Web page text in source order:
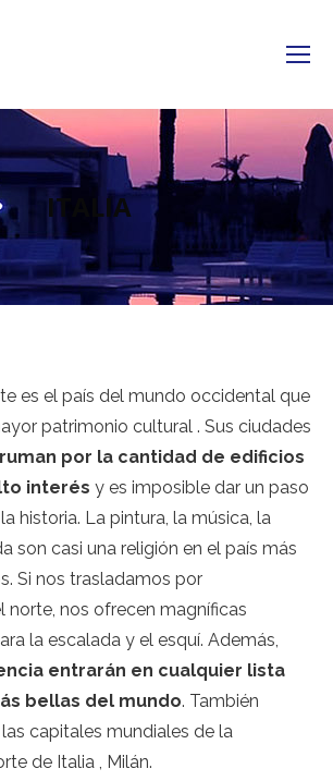
ITALIA
es el país del mundo occidental que
patrimonio cultural . Sus ciudades
por la cantidad de edificios
interés y es imposible dar un paso
historia. La pintura, la música, la
son casi una religión en el país más
Si nos trasladamos por
norte, nos ofrecen magníficas
la escalada y el esquí. Además,
entrarán en cualquier lista
bellas del mundo. También
capitales mundiales de la
de Italia , Milán.